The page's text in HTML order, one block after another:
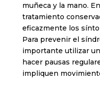
muñeca y la mano.
tratamiento
eficazmente los
Para prevenir el
importante utilizar
hacer pausas
impliquen